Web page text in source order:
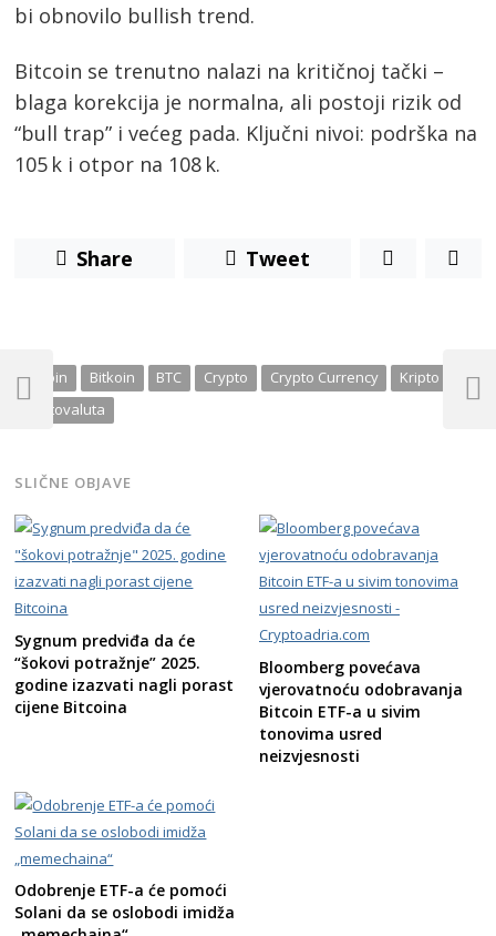
bi obnovilo bullish trend.
Bitcoin se trenutno nalazi na kritičnoj tački –
blaga korekcija je normalna, ali postoji rizik od
“bull trap” i većeg pada. Ključni nivoi: podrška na
105 k i otpor na 108 k.
Share Tweet
Bitcoin Bitkoin BTC Crypto Crypto Currency
Kripto
Kriptovaluta
SLIČNE OBJAVE
Sygnum predviđa da će
“šokovi potražnje” 2025.
godine izazvati nagli porast
cijene Bitcoina
Bloomberg povećava
vjerovatnoću odobravanja
Bitcoin ETF-a u sivim
tonovima usred
neizvjesnosti
Odobrenje ETF-a će pomoći
Solani da se oslobodi imidža
Post
navigation
Previous
Next